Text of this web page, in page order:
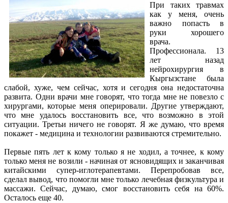
При таких травмах
как у меня, очень
важно попасть в
руки хорошего
врача.
Профессионала. 13
лет назад
нейрохирургия в
Кыргызстане была
слабой, хуже, чем сейчас, хотя и сегодня она недостаточна
развита. Одни врачи мне говорят, что тогда мне не повезло с
хирургами, которые меня оперировали. Другие утверждают,
что мне удалось восстановить все, что возможно в этой
ситуации. Третьи ничего не говорят. Я же думаю, что время
покажет - медицина и технологии развиваются стремительно.
Первые пять лет к кому только я не ходил, а точнее, к кому
только меня не возили - начиная от ясновидящих и заканчивая
китайскими супер-иглотерапевтами. Перепробовав все,
сделал вывод, что помогли мне только лечебная физкультура и
массажи. Сейчас, думаю, смог восстановить себя на 60%.
Осталось еще 40.